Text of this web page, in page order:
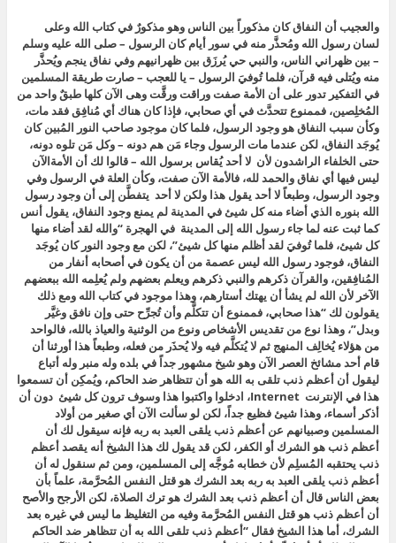
والعجيب أن النفاق كان مذكوراً بين الناس وهو مذكورٌ في كتاب الله وعلى
لسان رسول الله ومُحذَّر منه في سور أيام كان الرسول – صلى الله عليه وسلم
– بين ظهراني الناس، والنبي حي يُرزَق بين ظهرانيهم وفي نفاق ينجم ويُحذَّر
منه ويُتلى فيه قرآن، فلما تُوفيَ الرسول – يا للعجب – صارت طريقة المسلمين
في التفكير تدور على أن الأمة صفت وراقت ورقَّت وهى الآن كلها طبقٌ واحد من
المُخلِصين، فممنوع تتحدَّث في أي صحابي، فإذا كان هناك أي مُنافِق فقد مات،
وكأن سبب النفاق هو وجود الرسول، فلما كان موجود صاحب النور المُبين كان
يُوجَد النفاق، لكن عندما مات الرسول وجاء مَن هم دونه – وكل مَن تلوه دونه،
حتى الخلفاء الراشدون لأن لا أحد يُقاس برسول الله – قالوا لك أن الأمةالآن
ليس فيها أي نفاق والحمد لله، فالأمة الآن صفت، وكأن العلة في الرسول وفي
وجود الرسول، وطبعاً لا أحد يقول هذا ولكن لا أحد يتفطَّن إلى أن وجود رسول
الله بنوره الذي أضاء منه كل شيئ في المدينة لم يمنع وجود النفاق، يقول أنس
كما ثبت عنه لما جاء رسول الله إلى المدينة في الهجرة “والله لقد أضاء منها
كل شيئ، فلما تُوفيَ لقد أظلم منها كل شيئ”، لكن مع وجود النور كان يُوجَد
النفاق، فوجود رسول الله ليس عصمة من أن يكون في أصحابه أنفار من
المُنافِقين، والقرآن ذكرهم والنبي ذكرهم ويعلم بعضهم ولم يُعلِمه الله ببعضهم
الآخر لأن الله لم يشأ أن يهتك أستارهم، وهذا موجود في كتاب الله ومع ذلك
يقولون لك “هذا صحابي، فممنوع أن تتكلَّم وأن تُجرِّح حتى وإن نافق وغيَّر
وبدل”، وهذا نوع من تقديس الأشخاص ونوع من الوثنية والعياذ بالله، فالواحد
من هؤلاء يُخالِف المنهج ثم لا يُتكلَّم فيه ولا يُحذَر من فعله، وطبعاً هذا أورثنا أن
قام أحد مشائخ العصر الآن وهو شيخ مشهور جداً في بلده وله منبر وله أتباع
ليقول أن أعظم ذنب تلقى به الله هو أن تتظاهر ضد الحاكم، ويُمكِن أن تسمعوا
هذا في الإنترنت Internet، ادخلوا واكتبوا هذا وسوف ترون كل شيئ دون أن
أذكر أسماء، وهذا شيئ فظيع جداً، لكن لو سألت الآن أي صغير من أولاد
المسلمين وصبيانهم عن أعظم ذنب يلقى العبد به ربه فإنه سيقول لك أن
أعظم ذنب هو الشرك أو الكفر، لكن قد يقول لك هذا الشيخ أنه يقصد أعظم
ذنب يحتقبه المُسلِم لأن خطابه مُوجَّه إلى المسلمين، ومن ثم سنقول له أن
أعظم ذنب يلقى العبد به ربه بعد الشرك هو قتل النفس المُحرَّمة، علماً بأن
بعض الناس قال أن أعظم ذنب بعد الشرك هو ترك الصلاة، لكن الأرجح والأصح
أن أعظم ذنب هو قتل النفس المُحرَّمة وفيه من التغليظ ما ليس في غيره بعد
الشرك، أما هذا الشيخ فقال “أعظم ذنب تلقى الله به أن تتظاهر ضد الحاكم